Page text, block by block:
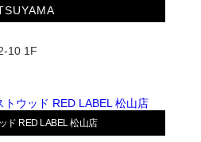
10 1F
ド RED LABEL 松山店